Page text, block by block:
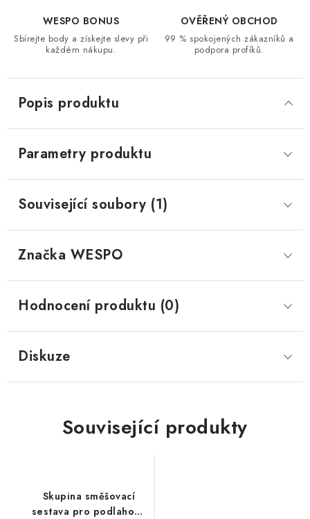
WESPO BONUS
Sbírejte body a získejte slevy při
každém nákupu.
OVĚŘENÝ OBCHOD
99 % spokojených zákazníků a
podpora profíků.
Popis produktu
Parametry produktu
Související soubory (1)
Značka WESPO
Hodnocení produktu (0)
Diskuze
Související produkty
Skupina směšovací
sestava pro podlahové